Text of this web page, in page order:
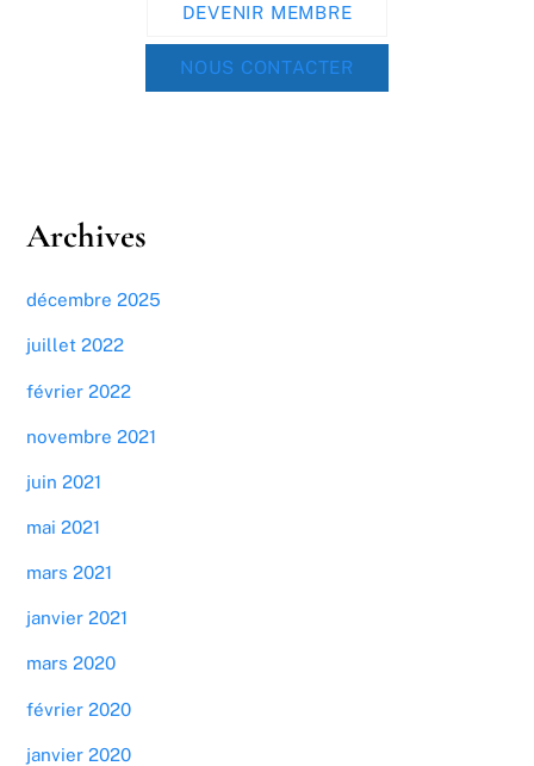
DEVENIR MEMBRE
NOUS CONTACTER
Archives
décembre 2025
juillet 2022
février 2022
novembre 2021
juin 2021
mai 2021
mars 2021
janvier 2021
mars 2020
février 2020
janvier 2020